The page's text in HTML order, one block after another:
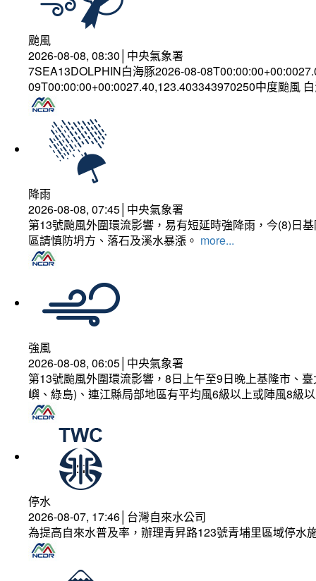
颱風
2026-08-08, 08:30│中央氣象署
7SEA13DOLPHIN白海豚2026-08-
09T00:00:00+00:0027.40,123.403343970250中度颱風
降雨
2026-08-08, 07:45│中央氣象署
第13號颱風外圍環流影響，易有短延時強降雨，今(8)日
區請慎防坍方、落石及溪水暴漲。 more...
強風
2026-08-08, 06:05│中央氣象署
第13號颱風外圍環流影響，8日上午至9日晚上基隆市、
嶼、綠島)、連江縣局部地區有平均風6級以上或陣風8級
停水
2026-08-07, 17:46│台灣自來水公司
為提高自來水普及率，辦理青昇路123號青埔里區域停水